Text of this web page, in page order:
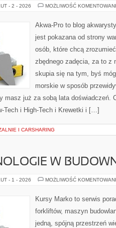
- 2 - 2026 MOŻLIWOŚĆ
Akwa-Pro to blog
jest pokazana od strony
osób, które chcą
zbędnego zadęcia, za to z
skupia się na tym, byś
morskie w sposób
masz już za sobą lata doświadczeń.
Tech i High-Tech i Krewetki i […]
I CARSHARING
W
- 1 - 2026 MOŻLIWOŚĆ
Kursy Marko to serwis
forkliftów, maszyn
jedną, spójną przestrzeń